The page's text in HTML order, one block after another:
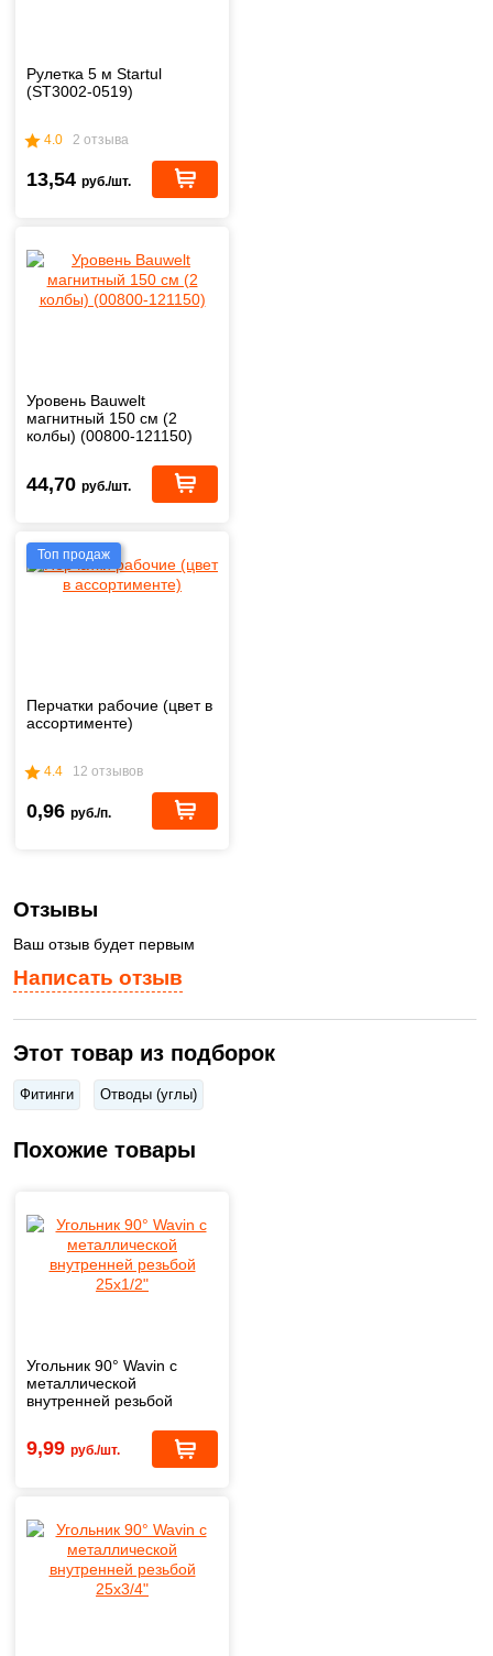
Рулетка 5 м Startul
(ST3002-0519)
4.0 2 отзыва
13,54 руб./шт.
Уровень Bauwelt
магнитный 150 см (2
колбы) (00800-121150)
44,70 руб./шт.
Топ продаж
Перчатки рабочие (цвет в
ассортименте)
4.4 12 отзывов
0,96 руб./п.
Написать отзыв
Отзывы
Ваш отзыв будет первым
Этот товар из подборок
Фитинги Отводы (углы)
Похожие товары
Угольник 90° Wavin с
металлической
внутренней резьбой
9,99 руб./шт.